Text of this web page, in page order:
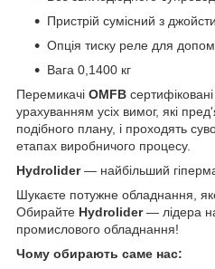
Пристрій сумісний з
Опція тиску реле для
Вага 0,1400 кг
Перемикачі OMFB
урахуванням усіх вимог, які
подібного плану, і проходять
етапах виробничого процесу.
Hydrolider— найбільший
Шукаєте потужне обладнання,
Обирайте Hydrolider— лідера на
промислового обладнання!
Чому обирають саме нас: